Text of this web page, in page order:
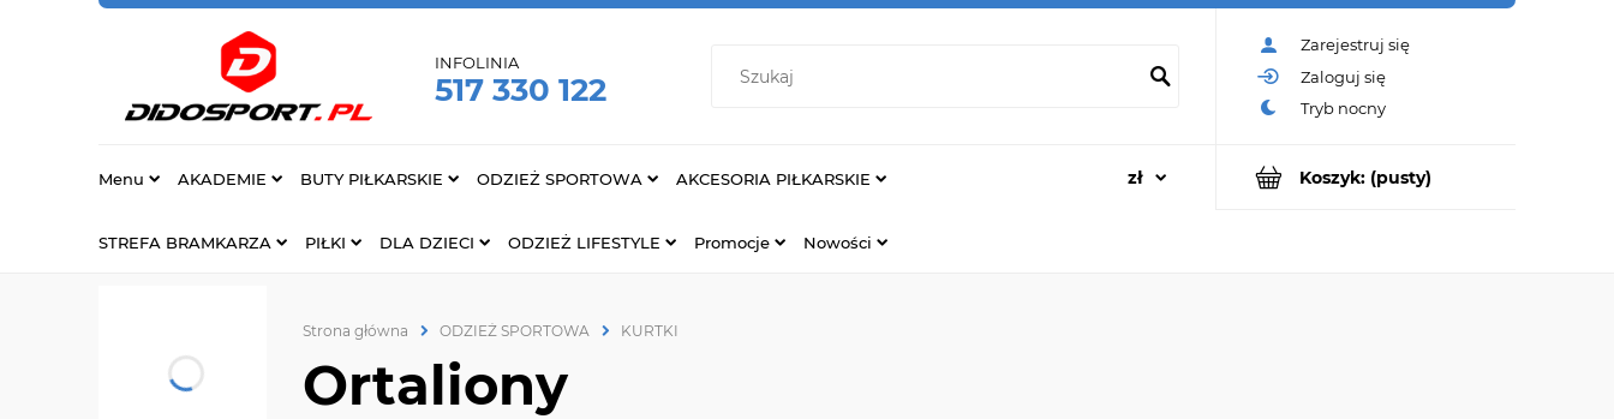
Zarejestruj się
Zaloguj się
INFOLINIA
517 330 122
Koszyk: (pusty)
Menu AKADEMIE BUTY PIŁKARSKIE ODZIEŻ SPORTOWA AKCESORIA PIŁKARSKIE
STREFA BRAMKARZA PIŁKI DLA DZIECI ODZIEŻ LIFESTYLE Promocje Nowości
Strona główna ODZIEŻ SPORTOWA KURTKI
Ortaliony